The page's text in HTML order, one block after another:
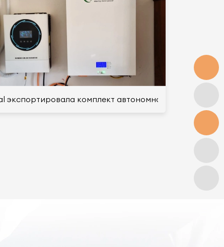
10 кВт для частного использования
экспортировала комплект автономной солнечной